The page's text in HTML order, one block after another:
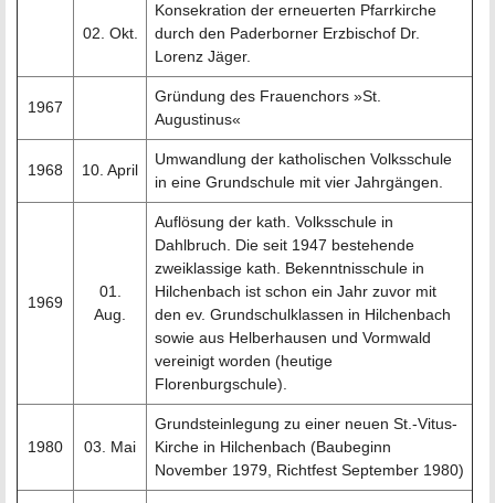
02. Okt.
Konsekration der erneuerten Pfarrkirche
durch den Paderborner Erzbischof Dr.
Lorenz Jäger.
1967
Gründung des Frauenchors »St.
Augustinus«
1968 10. April
Umwandlung der katholischen Volksschule
in eine Grundschule mit vier Jahrgängen.
1969
01.
Aug.
Auflösung der kath. Volksschule in
Dahlbruch. Die seit 1947 bestehende
zweiklassige kath. Bekenntnisschule in
Hilchenbach ist schon ein Jahr zuvor mit
den ev. Grundschulklassen in Hilchenbach
sowie aus Helberhausen und Vormwald
vereinigt worden (heutige
Florenburgschule).
1980 03. Mai
Grundsteinlegung zu einer neuen St.-Vitus-
Kirche in Hilchenbach (Baubeginn
November 1979, Richtfest September 1980)